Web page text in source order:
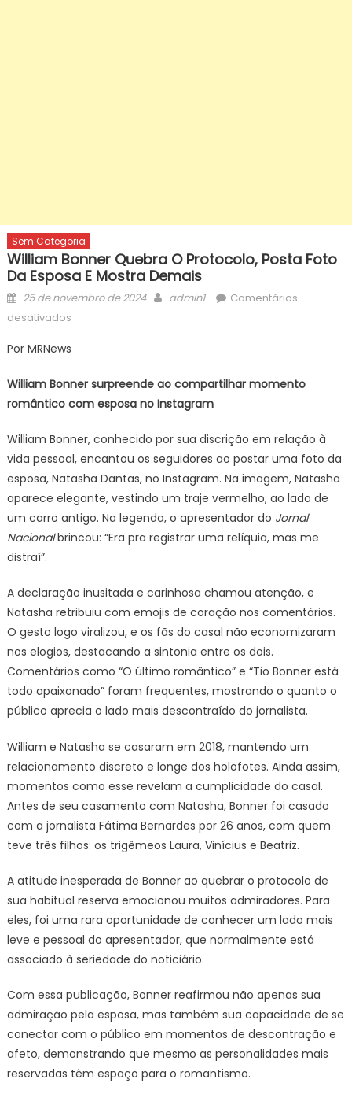
Sem Categoria
William Bonner Quebra O Protocolo, Posta Foto
Da Esposa E Mostra Demais
Posted
on
25 de novembro de 2024 Author
admin1
Comentários
desativadosem
Bonner
o
protocolo,
foto
da
esposa
e
mostra
demais
Por MRNews
William Bonner surpreende ao compartilhar momento
romântico com esposa no Instagram
William Bonner, conhecido por sua discrição em relação à
vida pessoal, encantou os seguidores ao postar uma foto da
esposa, Natasha Dantas, no Instagram. Na imagem, Natasha
aparece elegante, vestindo um traje vermelho, ao lado de
um carro antigo. Na legenda, o apresentador do Jornal
Nacionalbrincou: “Era pra registrar uma relíquia, mas me
distraí”.
A declaração inusitada e carinhosa chamou atenção, e
Natasha retribuiu com emojis de coração nos comentários.
O gesto logo viralizou, e os fãs do casal não economizaram
nos elogios, destacando a sintonia entre os dois.
Comentários como “O último romântico” e “Tio Bonner está
todo apaixonado” foram frequentes, mostrando o quanto o
público aprecia o lado mais descontraído do jornalista.
William e Natasha se casaram em 2018, mantendo um
relacionamento discreto e longe dos holofotes. Ainda assim,
momentos como esse revelam a cumplicidade do casal.
Antes de seu casamento com Natasha, Bonner foi casado
com a jornalista Fátima Bernardes por 26 anos, com quem
teve três filhos: os trigêmeos Laura, Vinícius e Beatriz.
A atitude inesperada de Bonner ao quebrar o protocolo de
sua habitual reserva emocionou muitos admiradores. Para
eles, foi uma rara oportunidade de conhecer um lado mais
leve e pessoal do apresentador, que normalmente está
associado à seriedade do noticiário.
Com essa publicação, Bonner reafirmou não apenas sua
admiração pela esposa, mas também sua capacidade de se
conectar com o público em momentos de descontração e
afeto, demonstrando que mesmo as personalidades mais
reservadas têm espaço para o romantismo.